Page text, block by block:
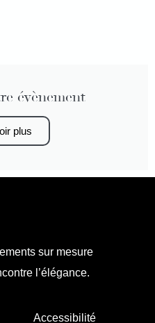
évènement
plus
sur mesure
l’élégance.
Accessibilité